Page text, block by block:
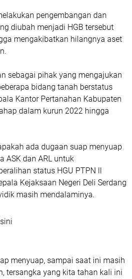
pengembangan dan
diubah menjadi HGB tersebut
mengakibatkan hilangnya aset
sebagai pihak yang mengajukan
bidang tanah berstatus
Kantor Pertanahan Kabupaten
dalam kurun 2022 hingga
ada dugaan suap menyuap
ASK dan ARL untuk
status HGU PTPN II
Kejaksaan Negeri Deli Serdang
masih mendalaminya.
menyuap, sampai saat ini masih
tersangka yang kita tahan kali ini